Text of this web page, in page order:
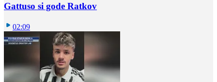
Gattuso si gode Ratkov
02:09